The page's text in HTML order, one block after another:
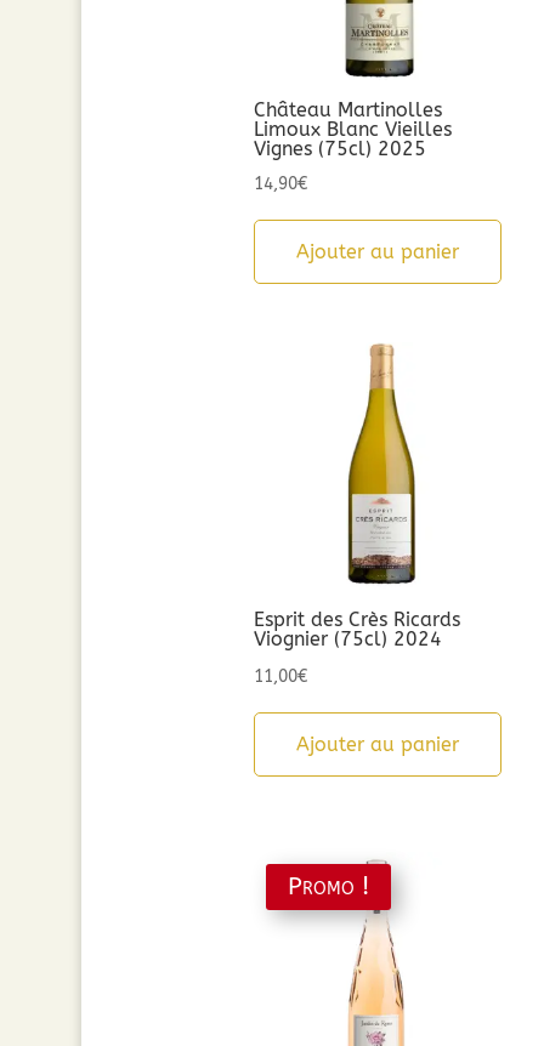
Château Martinolles
Limoux Blanc Vieilles
Vignes (75cl) 2025
14,90€
Ajouter au panier
Esprit des Crès Ricards
Viognier (75cl) 2024
11,00€
Ajouter au panier
Promo !